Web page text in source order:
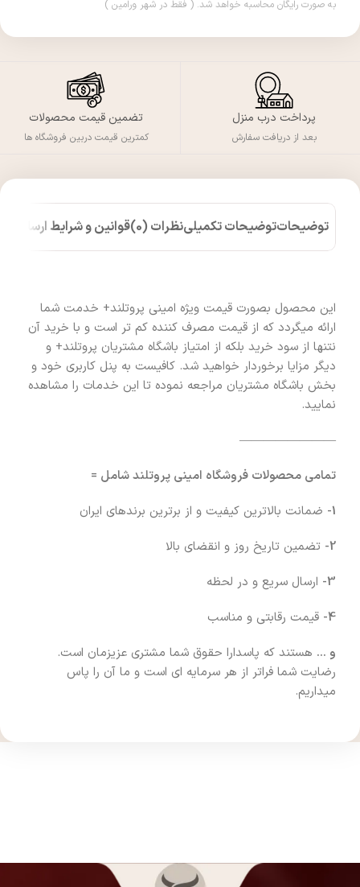
به صورت رایگان محاسبه خواهد شد. ( فقط در شهر ورامین )
پرداخت درب منزل
بعد از دریافت سفارش
تضمین قیمت محصولات
کمترین قیمت دربین فروشگاه ها
توضیحاتتوضیحات تکمیلینظرات (0) قوانین و شرایط ارسال
این محصول بصورت قیمت ویژه امینی پروتلند+ خدمت شما
ارائه میگردد که از قیمت مصرف کننده کم تر است و با خرید آن
نتنها از سود خرید بلکه از امتیاز باشگاه مشتریان پروتلند+ و
دیگر مزایا برخوردار خواهید شد. کافیست به پنل کاربری خود و
بخش باشگاه مشتریان مراجعه نموده تا این خدمات را مشاهده
نمایید.
————————
تمامی محصولات فروشگاه امینی پروتلند شامل =
1- ضمانت بالاترین کیفیت و از برترین برندهای ایران
2- تضمین تاریخ روز و انقضای بالا
3- ارسال سریع و در لحظه
4- قیمت رقابتی و مناسب
و … هستند که پاسدارا حقوق شما مشتری عزیزمان است.
رضایت شما فراتر از هر سرمایه ای است و ما آن را پاس
میداریم.